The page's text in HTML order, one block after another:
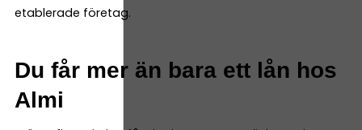
etablerade företag.
Du får mer än bara ett lån hos
Almi